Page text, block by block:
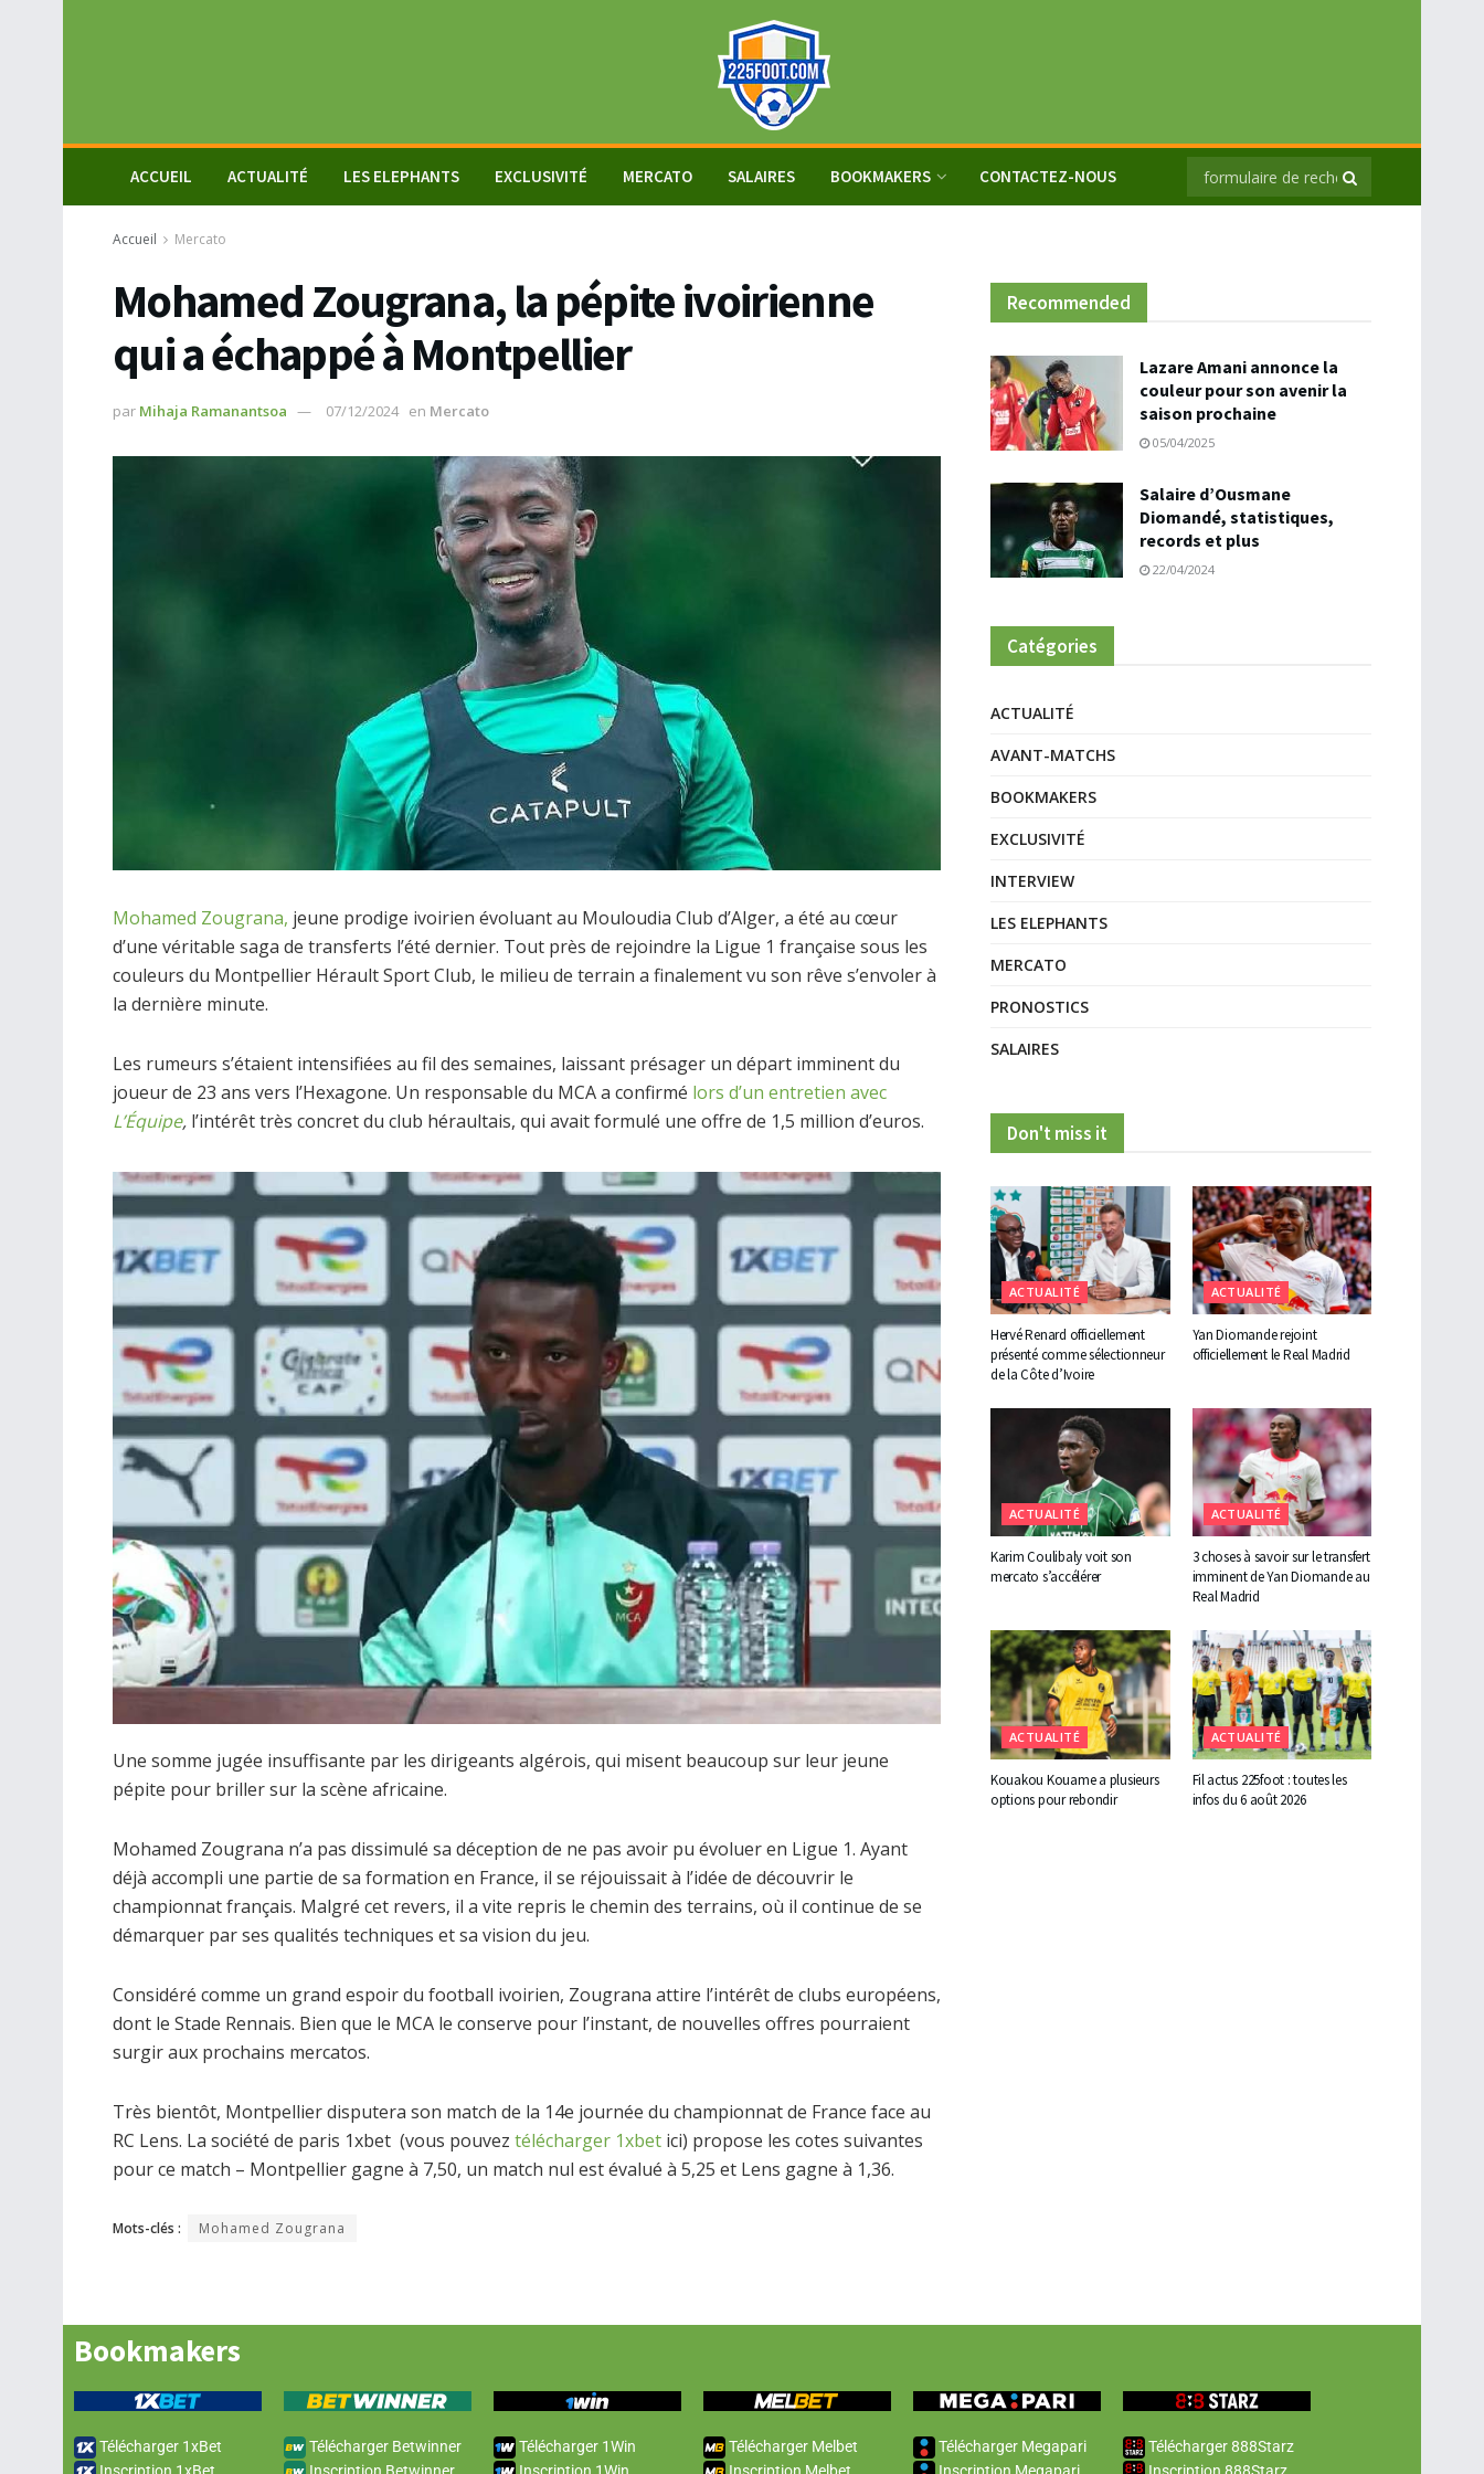
ACCUEIL ACTUALITÉ LES ELEPHANTS EXCLUSIVITÉ MERCATO SALAIRES BOOKMAKERS CONTACTEZ-NOUS
Accueil Mercato
Mohamed Zougrana, la pépite ivoirienne
qui a échappé à Montpellier
par Mihaja Ramanantsoa 07/12/2024 en Mercato
Mohamed Zougrana, jeune prodige ivoirien évoluant au Mouloudia Club d’Alger, a été au cœur
d’une véritable saga de transferts l’été dernier. Tout près de rejoindre la Ligue 1 française sous les
couleurs du Montpellier Hérault Sport Club, le milieu de terrain a finalement vu son rêve s’envoler à
la dernière minute.
Les rumeurs s’étaient intensifiées au fil des semaines, laissant présager un départ imminent du
joueur de 23 ans vers l’Hexagone. Un responsable du MCA a confirmé lors d’un entretien avec
L’Équipe, l’intérêt très concret du club héraultais, qui avait formulé une offre de 1,5 million d’euros.
Une somme jugée insuffisante par les dirigeants algérois, qui misent beaucoup sur leur jeune
pépite pour briller sur la scène africaine.
Mohamed Zougrana n’a pas dissimulé sa déception de ne pas avoir pu évoluer en Ligue 1. Ayant
déjà accompli une partie de sa formation en France, il se réjouissait à l’idée de découvrir le
championnat français. Malgré cet revers, il a vite repris le chemin des terrains, où il continue de se
démarquer par ses qualités techniques et sa vision du jeu.
Considéré comme un grand espoir du football ivoirien, Zougrana attire l’intérêt de clubs européens,
dont le Stade Rennais. Bien que le MCA le conserve pour l’instant, de nouvelles offres pourraient
surgir aux prochains mercatos.
Très bientôt, Montpellier disputera son match de la 14e journée du championnat de France face au
RC Lens. La société de paris 1xbet (vous pouvez télécharger 1xbet ici) propose les cotes suivantes
pour ce match – Montpellier gagne à 7,50, un match nul est évalué à 5,25 et Lens gagne à 1,36.
Mots-clés : Mohamed Zougrana
Recommended
Lazare Amani annonce la
couleur pour son avenir la
saison prochaine
05/04/2025
Salaire d’Ousmane
Diomandé, statistiques,
records et plus
22/04/2024
Catégories
ACTUALITÉ
AVANT-MATCHS
BOOKMAKERS
EXCLUSIVITÉ
INTERVIEW
LES ELEPHANTS
MERCATO
PRONOSTICS
SALAIRES
Don't miss it
ACTUALITÉ
Hervé Renard officiellement
présenté comme sélectionneur
de la Côte d’Ivoire
ACTUALITÉ
Yan Diomande rejoint
officiellement le Real Madrid
ACTUALITÉ
Karim Coulibaly voit son
mercato s’accélérer
ACTUALITÉ
3 choses à savoir sur le transfert
imminent de Yan Diomande au
Real Madrid
ACTUALITÉ
Kouakou Kouame a plusieurs
options pour rebondir
ACTUALITÉ
Fil actus 225foot : toutes les
infos du 6 août 2026
Bookmakers
Télécharger 1xBet
Télécharger Betwinner
Télécharger 1Win
Télécharger Melbet
Télécharger Megapari
Télécharger 888Starz